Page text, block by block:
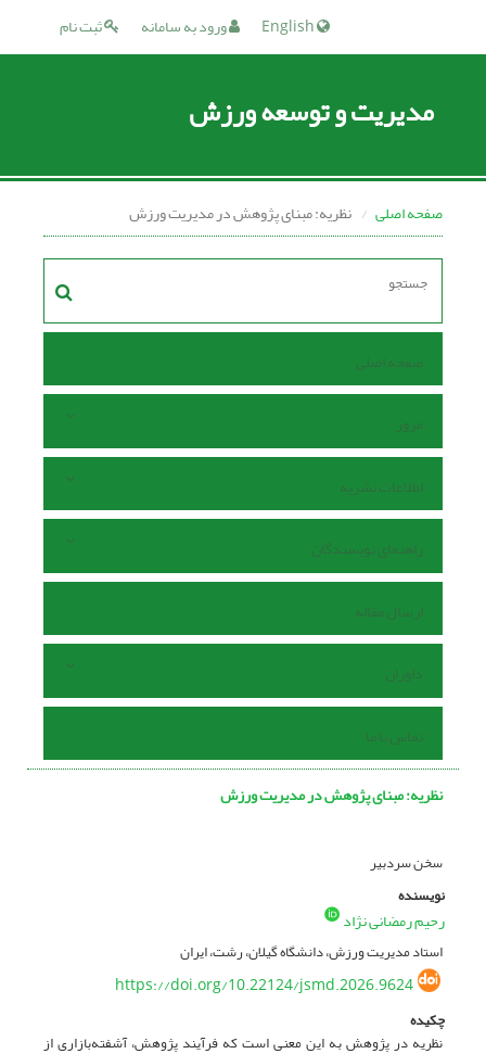
ثبت نام ورود به سامانه
مدیریت و توسعه ورزش
صفحه اصلی نظریه: مبنای پژوهش در مدیریت ورزش
صفحه اصلی
مرور
اطلاعات نشریه
راهنمای نویسندگان
ارسال مقاله
داوران
تماس با ما
نظریه: مبنای پژوهش در مدیریت ورزش
سخن سردبیر
نویسنده
رحیم رمضانی نژاد
استاد مدیریت ورزش، دانشگاه گیلان، رشت، ایران
https://doi.org/10.22124/jsmd.2026.9624
چکیده
نظریه در پژوهش به این معنی است که فرآیند پژوهش، آشفته‌بازاری از